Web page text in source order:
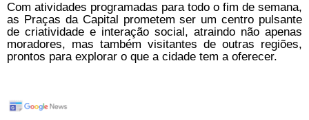
Com atividades programadas para todo o fim de semana,
as Praças da Capital prometem ser um centro pulsante
de criatividade e interação social, atraindo não apenas
moradores, mas também visitantes de outras regiões,
prontos para explorar o que a cidade tem a oferecer.